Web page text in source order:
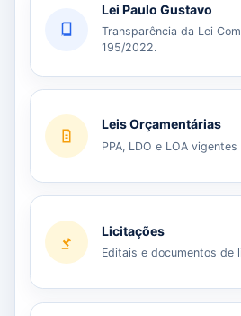
Lei Paulo Gustavo
Transparência da Lei
195/2022.
Leis Orçamentárias
PPA, LDO e LOA
Licitações
Editais e documentos de